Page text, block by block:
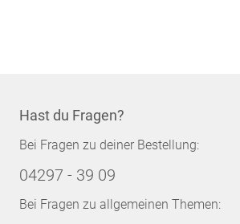
Hast du Fragen?
Bei Fragen zu deiner Bestellung:
04297 - 39 09
Bei Fragen zu allgemeinen Themen: